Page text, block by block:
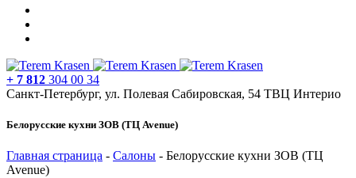
+ 7 812 304 00 34
Санкт-Петербург, ул. Полевая Сабировская, 54 ТВЦ Интерио
Белорусские кухни ЗОВ (ТЦ Avenue)
Главная страница - Салоны - Белорусские кухни ЗОВ (ТЦ
Avenue)